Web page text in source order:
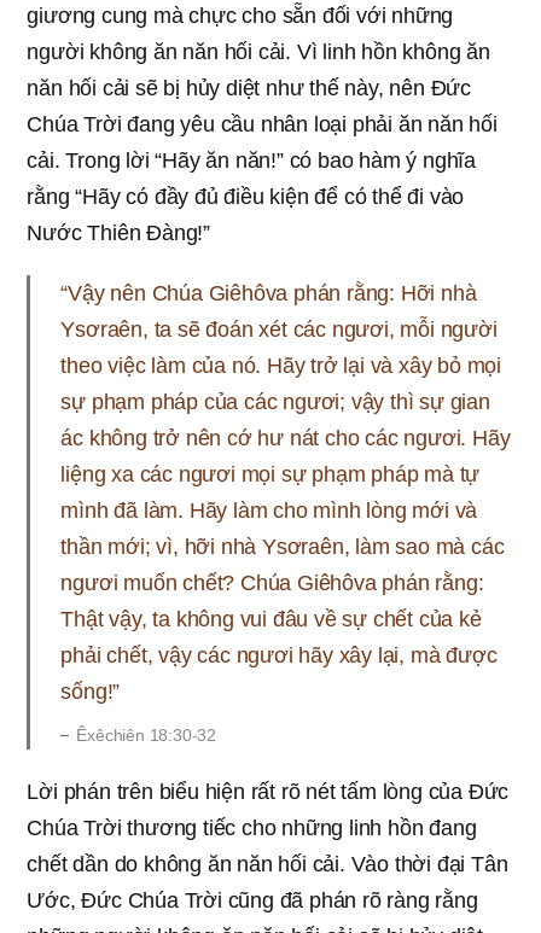
giương cung mà chực cho sẵn đối với những
người không ăn năn hối cải. Vì linh hồn không ăn
năn hối cải sẽ bị hủy diệt như thế này, nên Đức
Chúa Trời đang yêu cầu nhân loại phải ăn năn hối
cải. Trong lời “Hãy ăn năn!” có bao hàm ý nghĩa
rằng “Hãy có đầy đủ điều kiện để có thể đi vào
Nước Thiên Đàng!”
“Vậy nên Chúa Giêhôva phán rằng: Hỡi nhà
Ysơraên, ta sẽ đoán xét các ngươi, mỗi người
theo việc làm của nó. Hãy trở lại và xây bỏ mọi
sự phạm pháp của các ngươi; vậy thì sự gian
ác không trở nên cớ hư nát cho các ngươi. Hãy
liệng xa các ngươi mọi sự phạm pháp mà tự
mình đã làm. Hãy làm cho mình lòng mới và
thần mới; vì, hỡi nhà Ysơraên, làm sao mà các
ngươi muốn chết? Chúa Giêhôva phán rằng:
Thật vậy, ta không vui đâu về sự chết của kẻ
phải chết, vậy các ngươi hãy xây lại, mà được
sống!”
Êxêchiên 18:30-32
Lời phán trên biểu hiện rất rõ nét tấm lòng của Đức
Chúa Trời thương tiếc cho những linh hồn đang
chết dần do không ăn năn hối cải. Vào thời đại Tân
Ước, Đức Chúa Trời cũng đã phán rõ ràng rằng